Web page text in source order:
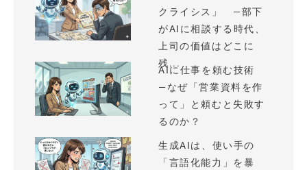
クライシス」 —部下
がAIに相談する時代、
上司の価値はどこに
残...
AIに仕事を頼む技術
—なぜ「営業資料を作
って」と頼むと失敗す
るのか？
生成AIは、使い手の
「言語化能力」を暴